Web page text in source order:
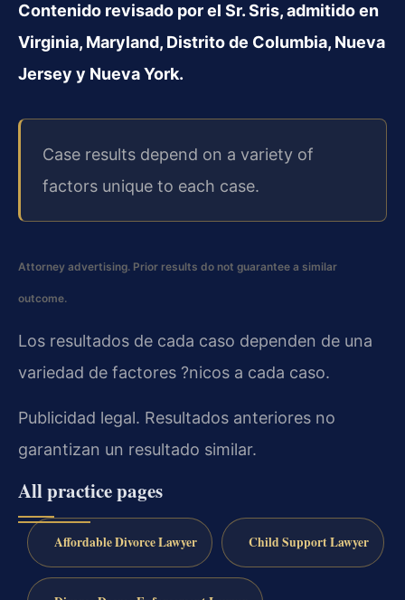
Contenido revisado por el Sr. Sris, admitido en
Virginia, Maryland, Distrito de Columbia, Nueva
Jersey y Nueva York.
Case results depend on a variety of
factors unique to each case.
Attorney advertising. Prior results do not guarantee a similar
outcome.
Los resultados de cada caso dependen de una
variedad de factores ?nicos a cada caso.
Publicidad legal. Resultados anteriores no
garantizan un resultado similar.
All practice pages
Affordable Divorce Lawyer Child Support Lawyer